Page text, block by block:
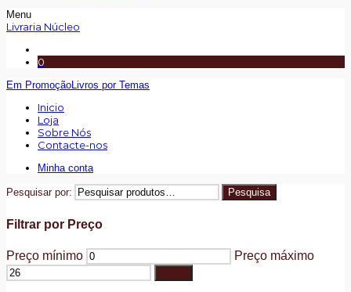
Menu
Livraria Núcleo
0
Em PromoçãoLivros por Temas
Inicio
Loja
Sobre Nós
Contacte-nos
Minha conta
Pesquisar por: Pesquisa
Filtrar por Preço
Preço mínimo Preço máximo